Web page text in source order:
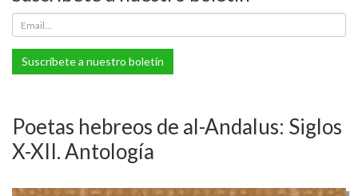
Suscríbete a nuestro boletín
Poetas hebreos de al-Andalus: Siglos
X-XII. Antología